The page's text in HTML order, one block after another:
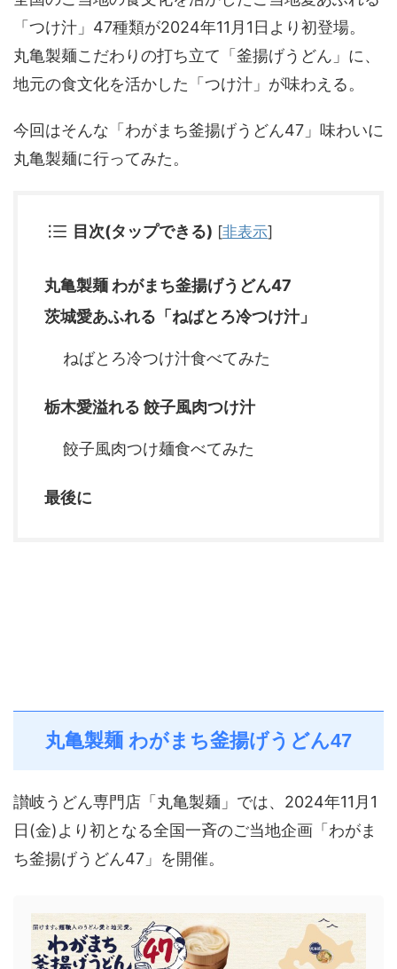
「つけ汁」47種類が2024年11月1日より初登場。
丸亀製麺こだわりの打ち立て「釜揚げうどん」に、
地元の食文化を活かした「つけ汁」が味わえる。
今回はそんな「わがまち釜揚げうどん47」味わいに
丸亀製麺に行ってみた。
目次(タップできる) [非表示]
丸亀製麺 わがまち釜揚げうどん47
茨城愛あふれる「ねばとろ冷つけ汁」
ねばとろ冷つけ汁食べてみた
栃木愛溢れる 餃子風肉つけ汁
餃子風肉つけ麺食べてみた
最後に
丸亀製麺 わがまち釜揚げうどん47
讃岐うどん専門店「丸亀製麺」では、2024年11月1
日(金)より初となる全国一斉のご当地企画「わがま
ち釜揚げうどん47」を開催。